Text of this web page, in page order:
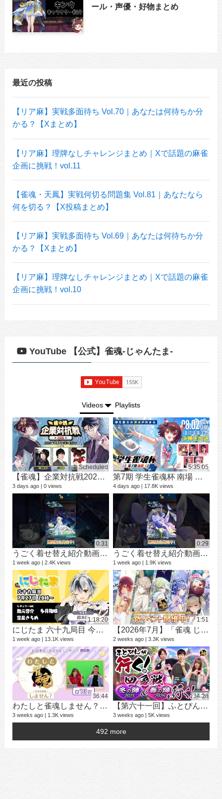
ール・声優・好物まとめ
最近の投稿
【リア麻】実戦多面待ち Vol.70｜あなたは何待ちか分
かる？【Xまとめ】
【リア麻】理牌なしチャレンジまとめ｜Xで話題の麻雀
企画に挑戦！vol.11
【雀魂・天鳳】実戦何切る問題集 Vol.81｜あなたなら
何を切る？【X投稿まとめ】
【リア麻】実戦多面待ち Vol.69｜あなたは何待ちか分
かる？【Xまとめ】
【リア麻】理牌なしチャレンジまとめ｜Xで話題の麻雀
企画に挑戦！vol.10
YouTube 【公式】雀魂-じゃんたま-
Videos Playlists
Scheduled
【雀魂】企業対抗戦2026【予選】
3 days ago 0 views
5:35:05
第7期 学生雀魂杯 南場 決勝
4 days ago 17.8K views
0:31
うごく着せ替え紹介動画 ミラ #shorts
1 week ago 2.4K views
0:29
うごく着せ替え紹介動画 七海 礼奈 #shorts
1 week ago 1.9K views
1:18:20
にじたま 六十九局目 今日は何のルールで遊ぼうかにゃ？
1 week ago 13.1K views
1:51
【2026年7月】「雀魂 じゃんたま」 イベント 新内容一覧
2 weeks ago 3.3K views
36:44
わたしと雀魂しません？ 第13回目内田真礼とおはなししません！？
3 weeks ago 1.3K views
34:28
【第六十一回】ふとぴんが行く！四象戦 冬の陣25/春の陣26 編
3 weeks ago 5K views
492 more